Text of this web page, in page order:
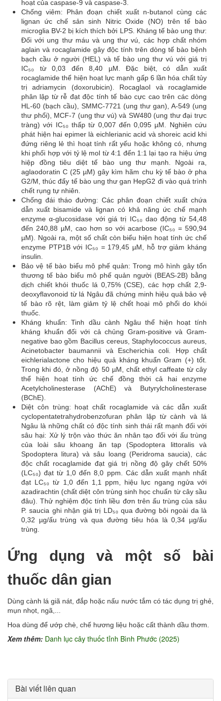
hoạt của caspase-9 và caspase-3.
Chống viêm: Phân đoạn chiết xuất n-butanol cùng các
lignan ức chế sản sinh Nitric Oxide (NO) trên tế bào
microglia BV-2 bị kích thích bởi LPS. Kháng tế bào ung thư:
Đối với ung thư máu và ung thư vú, các hợp chất nhóm
aglain và rocaglamide gây độc tính trên dòng tế bào bệnh
bạch cầu ở người (HEL) và tế bào ung thư vú với giá trị
IC₅₀ từ 0,03 đến 8,40 µM. Đặc biệt, có dẫn xuất
rocaglamide thể hiện hoạt lực mạnh gấp 6 lần hóa chất tủy
trị adriamycin (doxorubicin). Rocaglaol và rocaglamide
phân lập từ rễ đạt độc tính tế bào cực cao trên các dòng
HL-60 (bạch cầu), SMMC-7721 (ung thư gan), A-549 (ung
thư phổi), MCF-7 (ung thư vú) và SW480 (ung thư đại trực
tràng) với IC₅₀ thấp từ 0,007 đến 0,095 µM. Nghiên cứu
phát hiện hai epimer là eichlerianic acid và shoreic acid khi
đứng riêng lẻ thì hoạt tính rất yếu hoặc không có, nhưng
khi phối hợp với tỷ lệ mol từ 4:1 đến 1:1 lại tạo ra hiệu ứng
hiệp đồng tiêu diệt tế bào ung thư mạnh. Ngoài ra,
aglaodoratin C (25 µM) gây kìm hãm chu kỳ tế bào ở pha
G2/M, thúc đẩy tế bào ung thư gan HepG2 đi vào quá trình
chết rụng tự nhiên.
Chống đái tháo đường: Các phân đoạn chiết xuất chứa
dẫn xuất bisamide và lignan có khả năng ức chế mạnh
enzyme α-glucosidase với giá trị IC₅₀ dao động từ 54,48
đến 240,88 µM, cao hơn so với acarbose (IC₅₀ = 590,94
µM). Ngoài ra, một số chất còn biểu hiện hoạt tính ức chế
enzyme PTP1B với IC₅₀ = 179,45 µM, hỗ trợ giảm kháng
insulin.
Bảo vệ tế bào biểu mô phế quản: Trong mô hình gây tổn
thương tế bào biểu mô phế quản người (BEAS-2B) bằng
dịch chiết khói thuốc lá 0,75% (CSE), các hợp chất 2,9-
deoxyflavonoid từ lá Ngâu đã chứng minh hiệu quả bảo vệ
tế bào rõ rệt, làm giảm tỷ lệ chết hoại mô phổi do khói
thuốc.
Kháng khuẩn: Tinh dầu cành Ngâu thể hiện hoạt tính
kháng khuẩn đối với cả chủng Gram-positive và Gram-
negative bao gồm Bacillus cereus, Staphylococcus aureus,
Acinetobacter baumannii và Escherichia coli. Hợp chất
eichlerialactone cho hiệu quả kháng khuẩn Gram (+) tốt.
Trong khi đó, ở nồng độ 50 µM, chất ethyl caffeate từ cây
thể hiện hoạt tính ức chế đồng thời cả hai enzyme
Acetylcholinesterase (AChE) và Butyrylcholinesterase
(BChE).
Diệt côn trùng: hoạt chất rocaglamide và các dẫn xuất
cyclopentatetrahydrobenzofuran phân lập từ cành và lá
Ngâu là những chất có độc tính sinh thái rất mạnh đối với
sâu hại: Xử lý trộn vào thức ăn nhân tạo đối với ấu trùng
của loài sâu khoang ăn tạp (Spodoptera littoralis và
Spodoptera litura) và sâu loang (Peridroma saucia), các
độc chất rocaglamide đạt giá trị nồng độ gây chết 50%
(LC₅₀) đạt từ 1,0 đến 8,0 ppm. Các dẫn xuất mạnh nhất
đạt LC₅₀ từ 1,0 đến 1,1 ppm, hiệu lực ngang ngửa với
azadirachtin (chất diệt côn trùng sinh học chuẩn từ cây sầu
đâu). Thử nghiệm độc tính liều đơn trên ấu trùng của sâu
P. saucia ghi nhận giá trị LD₅₀ qua đường bôi ngoài da là
0,32 µg/ấu trùng và qua đường tiêu hóa là 0,34 µg/ấu
trùng.
Ứng dụng và một số bài
thuốc dân gian
Dùng cành lá giã nát, đắp hoặc nấu nước tắm có tác dụng trị ghẻ,
mụn nhọt, ngã,...
Hoa dùng để ướp chè, chế hương liệu hoặc cất thành dầu thơm.
Xem thêm: Danh lục cây thuốc tỉnh Bình Phước (2025)
Bài viết liên quan